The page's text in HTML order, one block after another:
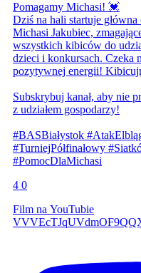
Pomagamy Michasi! 💓
Dziś na hali startuje
Michasi Jakubiec,
wszystkich kibiców do
dzieci i konkursach. Czeka
pozytywnej energii!
Subskrybuj kanał, aby nie
z udziałem gospodarzy!
#BASBiałystok
#TurniejPółfinałowy
#PomocDlaMichasi
4 0
Film na YouTubie